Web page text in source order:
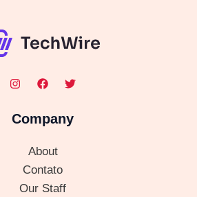
Company
About
Contato
Our Staff